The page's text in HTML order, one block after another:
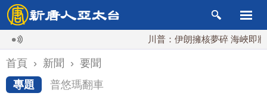
川普：伊朗擁核夢碎 海峽即將恢復
首頁 › 新聞 › 要聞
專題
普悠瑪翻車